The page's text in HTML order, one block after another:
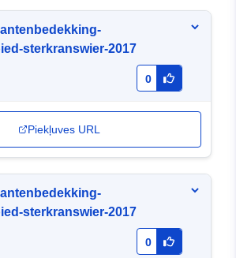
sterkranswier-2017
0
Piekļuves URL
sterkranswier-2017
0